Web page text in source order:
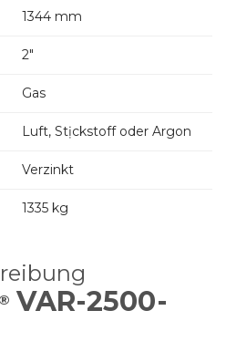
1344 mm
2"
Gas
Luft, Stịckstoff oder Argon
Verzinkt
1335 kg
® VAR-2500-